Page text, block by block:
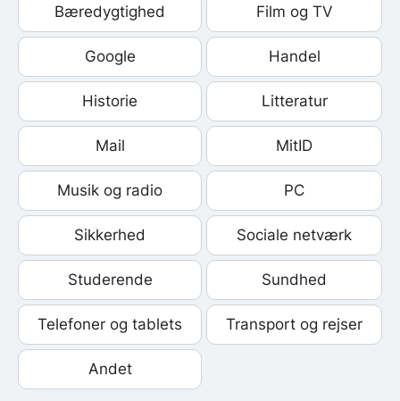
Bæredygtighed Film og TV
Google Handel
Historie Litteratur
Mail MitID
Musik og radio PC
Sikkerhed Sociale netværk
Studerende Sundhed
Telefoner og tablets Transport og rejser
Andet